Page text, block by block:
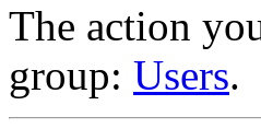
The action
group: Users.